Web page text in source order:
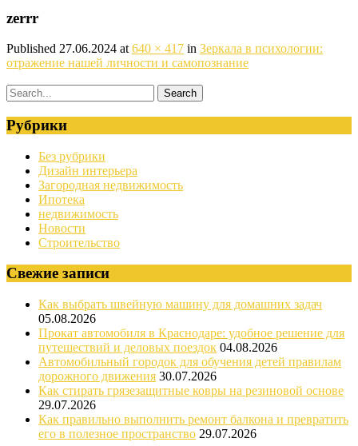
zerrr
Published 27.06.2024 at 640 × 417 in Зеркала в психологии:
отражение нашей личности и самопознание
Рубрики
Без рубрики
Дизайн интерьера
Загородная недвижимость
Ипотека
недвижимость
Новости
Строительство
Свежие записи
Как выбрать швейную машину для домашних задач
05.08.2026
Прокат автомобиля в Краснодаре: удобное решение для
путешествий и деловых поездок 04.08.2026
Автомобильный городок для обучения детей правилам
дорожного движения 30.07.2026
Как стирать грязезащитные ковры на резиновой основе
29.07.2026
Как правильно выполнить ремонт балкона и превратить
его в полезное пространство 29.07.2026